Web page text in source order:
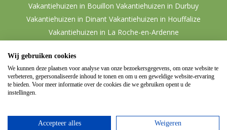
Vakantiehuizen in Bouillon Vakantiehuizen in Durbuy
Vakantiehuizen in Dinant Vakantiehuizen in Houffalize
Vakantiehuizen in La Roche-en-Ardenne
Wij gebruiken cookies
We kunnen deze plaatsen voor analyse van onze bezoekersgegevens, om onze website te
verbeteren, gepersonaliseerde inhoud te tonen en om u een geweldige website-ervaring
te bieden. Voor meer informatie over de cookies die we gebruiken opent u de
instellingen.
Accepteer alles Weigeren